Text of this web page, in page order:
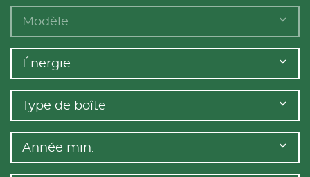
Modèle
Énergie
Type de boîte
Année min.